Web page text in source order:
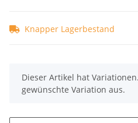
Knapper Lagerbestand
x
Dieser Artikel hat
gewünschte Variation aus.